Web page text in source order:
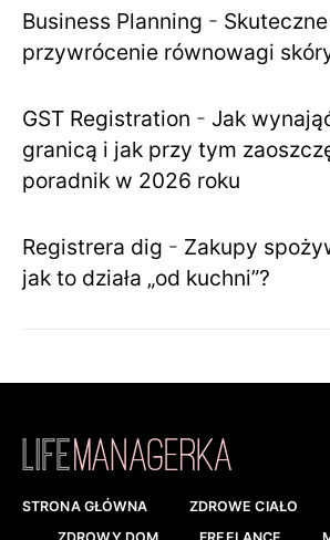
Business Planning -
przywrócenie równowagi
GST Registration - Jak
granicą i jak przy tym
poradnik w 2026 roku
Registrera dig - Zakupy
jak to działa „od kuchni”?
STRONA GŁÓWNA ZDROWE CIAŁO
ZDROWY DOM
FREELANCE